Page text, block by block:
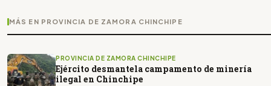
MÁS EN PROVINCIA DE ZAMORA CHINCHIPE
PROVINCIA DE ZAMORA CHINCHIPE
Ejército desmantela campamento de minería
ilegal en Chinchipe